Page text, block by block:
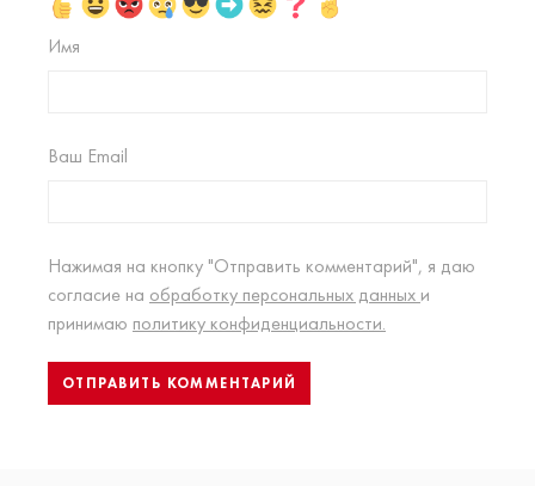
Имя
Ваш Email
Нажимая на кнопку "Отправить комментарий", я даю
согласие на обработку персональных данных и
принимаю политику конфиденциальности.